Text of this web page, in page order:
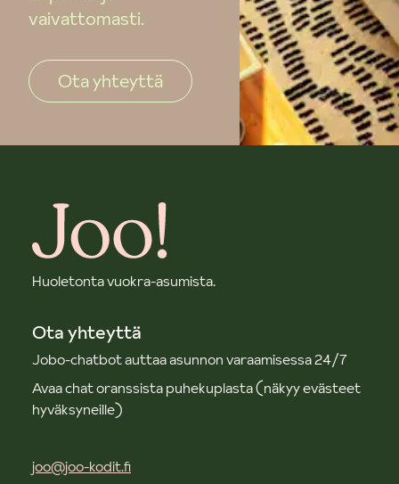
vaivattomasti.
Ota yhteyttä
Huoletonta vuokra-asumista.
Ota yhteyttä
Jobo-chatbot auttaa asunnon varaamisessa 24/7
Avaa chat oranssista puhekuplasta (näkyy evästeet
hyväksyneille)
joo@joo-kodit.fi